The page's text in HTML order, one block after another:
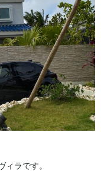
ラです。